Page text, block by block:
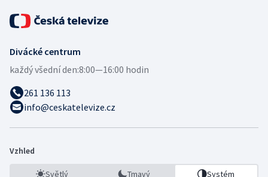
Divácké centrum
každý všední den:8:00—16:00 hodin
261 136 113
info@ceskatelevize.cz
Vzhled
Světlý Tmavý Systém